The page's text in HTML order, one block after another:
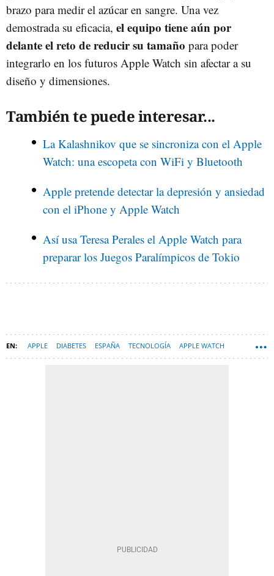
brazo para medir el azúcar en sangre. Una vez
demostrada su eficacia, el equipo tiene aún por
delante el reto de reducir su tamaño para poder
integrarlo en los futuros Apple Watch sin afectar a su
diseño y dimensiones.
También te puede interesar...
La Kalashnikov que se sincroniza con el Apple
Watch: una escopeta con WiFi y Bluetooth
Apple pretende detectar la depresión y ansiedad
con el iPhone y Apple Watch
Así usa Teresa Perales el Apple Watch para
preparar los Juegos Paralímpicos de Tokio
APPLE DIABETES ESPAÑA TECNOLOGÍA APPLE WATCH